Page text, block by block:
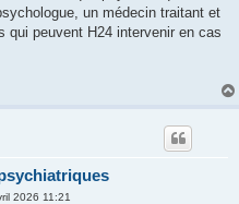
un médecin traitant et
qui peuvent H24 intervenir en cas
2026 11:21